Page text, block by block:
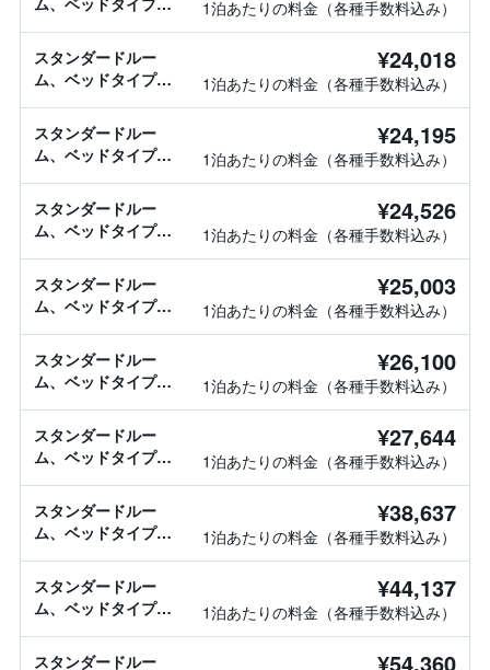
1泊あたりの料金（各種手数料込み）
スタンダードルー
ム、ベッドタイプ情
¥24,018
1泊あたりの料金（各種手数料込み）
スタンダードルー
ム、ベッドタイプ情
¥24,195
1泊あたりの料金（各種手数料込み）
スタンダードルー
ム、ベッドタイプ情
¥24,526
1泊あたりの料金（各種手数料込み）
スタンダードルー
ム、ベッドタイプ情
¥25,003
1泊あたりの料金（各種手数料込み）
スタンダードルー
ム、ベッドタイプ情
¥26,100
1泊あたりの料金（各種手数料込み）
スタンダードルー
ム、ベッドタイプ情
¥27,644
1泊あたりの料金（各種手数料込み）
スタンダードルー
ム、ベッドタイプ情
¥38,637
1泊あたりの料金（各種手数料込み）
スタンダードルー
ム、ベッドタイプ情
¥44,137
1泊あたりの料金（各種手数料込み）
スタンダードルー ¥54,360